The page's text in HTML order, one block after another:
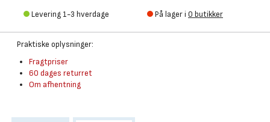
Levering 1-3 hverdage På lager i 0 butikker
Praktiske oplysninger:
Fragtpriser
60 dages returret
Om afhentning